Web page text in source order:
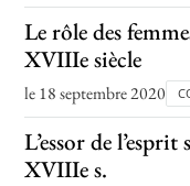
Le rôle des
XVIIIe siècle
le 18 septembre 2020
L’essor de
XVIIIe s.